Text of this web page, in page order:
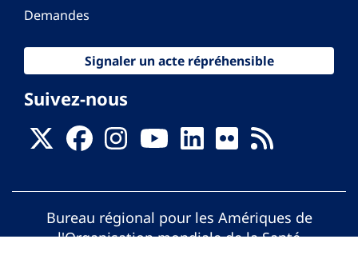
Demandes
Signaler un acte répréhensible
Suivez-nous
Bureau régional pour les Amériques de
l'Organisation mondiale de la Santé